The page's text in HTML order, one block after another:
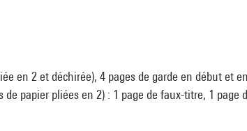
en 2 et déchirée), 4 pages de garde en début et
papier pliées en 2) : 1 page de faux-titre, 1 page